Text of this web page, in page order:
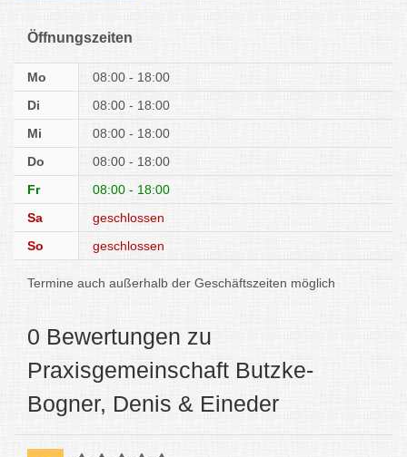
Öffnungszeiten
Mo
08:00 - 18:00
Di
08:00 - 18:00
Mi
08:00 - 18:00
Do
08:00 - 18:00
Fr
08:00 - 18:00
Sa
geschlossen
So
geschlossen
Termine auch außerhalb der Geschäftszeiten möglich
0 Bewertungen zu
Praxisgemeinschaft Butzke-
Bogner, Denis & Eineder